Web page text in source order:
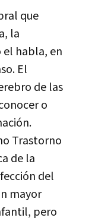
que
, la
el habla, en
. El
de las
o
ón.
Trastorno
de la
ón del
mayor
, pero